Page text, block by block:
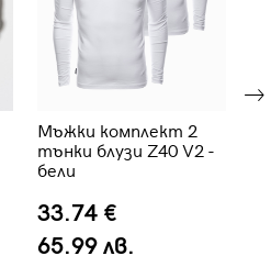
Мъжки комплект 2
тънки блузи Z40 V2 -
бели
33.74 €
65.99 лв.